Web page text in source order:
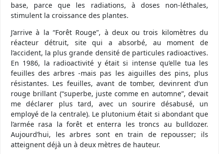
base, parce que les radiations, à doses non-léthales,
stimulent la croissance des plantes.
J’arrive à la “Forêt Rouge”, à deux ou trois kilomètres du
réacteur détruit, site qui a absorbé, au moment de
l’accident, la plus grande densité de particules radioactives.
En 1986, la radioactivité y était si intense qu’elle tua les
feuilles des arbres -mais pas les aiguilles des pins, plus
résistantes. Les feuilles, avant de tomber, devinrent d’un
rouge brillant (“superbe, juste comme en automne”, devait
me déclarer plus tard, avec un sourire désabusé, un
employé de la centrale). Le plutonium était si abondant que
l’armée rasa la forêt et enterra les troncs au bulldozer.
Aujourd’hui, les arbres sont en train de repousser; ils
atteignent déjà un à deux mètres de hauteur.